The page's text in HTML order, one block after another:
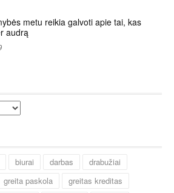
metu reikia galvoti apie tai, kas
audrą
biurai darbas
drabužiai
greita paskola
greitas kreditas